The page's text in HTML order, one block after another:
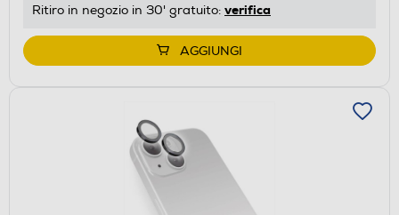
Ritiro in negozio in 30' gratuito: verifica
AGGIUNGI